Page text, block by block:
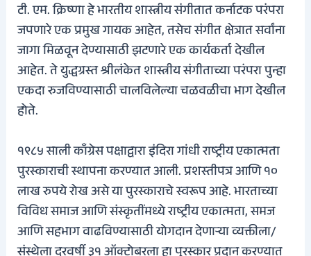
टी. एम. क्रिष्णा हे भारतीय शास्त्रीय संगीतात कर्नाटक परंपरा
जपणारे एक प्रमुख गायक आहेत, तसेच संगीत क्षेत्रात सर्वांना
जागा मिळवून देण्यासाठी झटणारे एक कार्यकर्ता देखील
आहेत. ते युद्धग्रस्त श्रीलंकेत शास्त्रीय संगीताच्या परंपरा पुन्हा
एकदा रुजविण्यासाठी चालविलेल्या चळवळीचा भाग देखील
होते.
१९८५ साली काँग्रेस पक्षाद्वारा इंदिरा गांधी राष्ट्रीय एकात्मता
पुरस्काराची स्थापना करण्यात आली. प्रशस्तीपत्र आणि १०
लाख रुपये रोख असे या पुरस्काराचे स्वरूप आहे. भारताच्या
विविध समाज आणि संस्कृतींमध्ये राष्ट्रीय एकात्मता, समज
आणि सहभाग वाढविण्यासाठी योगदान देणार्‍या व्यक्तीला/